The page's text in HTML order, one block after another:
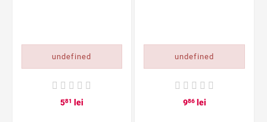
undefined
581 lei
undefined
986lei